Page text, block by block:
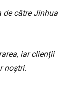
de către Jinhua
iar clienții
noștri.